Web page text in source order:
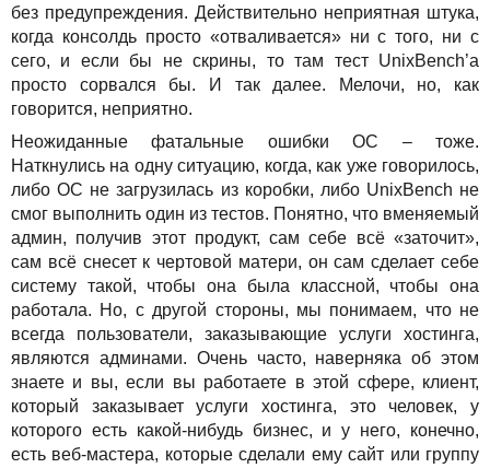
без предупреждения. Действительно неприятная штука,
когда консолдь просто «отваливается» ни с того, ни с
сего, и если бы не скрины, то там тест UnixBench’а
просто сорвался бы. И так далее. Мелочи, но, как
говорится, неприятно.
Неожиданные фатальные ошибки ОС – тоже.
Наткнулись на одну ситуацию, когда, как уже говорилось,
либо ОС не загрузилась из коробки, либо UnixBench не
смог выполнить один из тестов. Понятно, что вменяемый
админ, получив этот продукт, сам себе всё «заточит»,
сам всё снесет к чертовой матери, он сам сделает себе
систему такой, чтобы она была классной, чтобы она
работала. Но, с другой стороны, мы понимаем, что не
всегда пользователи, заказывающие услуги хостинга,
являются админами. Очень часто, наверняка об этом
знаете и вы, если вы работаете в этой сфере, клиент,
который заказывает услуги хостинга, это человек, у
которого есть какой-нибудь бизнес, и у него, конечно,
есть веб-мастера, которые сделали ему сайт или группу